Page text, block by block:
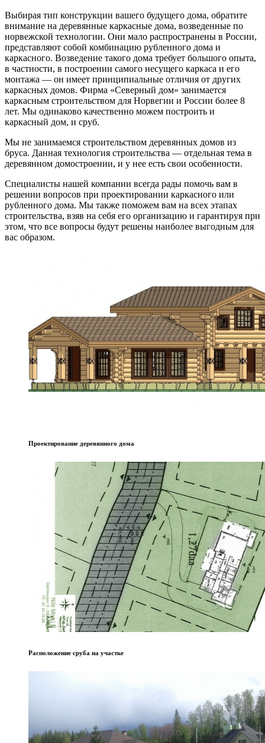
Выбирая тип конструкции вашего будущего дома, обратите
внимание на деревянные каркасные дома, возведенные по
норвежской технологии. Они мало распространены в России,
представляют собой комбинацию рубленного дома и
каркасного. Возведение такого дома требует большого опыта,
в частности, в построении самого несущего каркаса и его
монтажа — он имеет принципиальные отличия от других
каркасных домов. Фирма «Северный дом» занимается
каркасным строительством для Норвегии и России более 8
лет. Мы одинаково качественно можем построить и
каркасный дом, и сруб.
Мы не занимаемся строительством деревянных домов из
бруса. Данная технология строительства — отдельная тема в
деревянном домостроении, и у нее есть свои особенности.
Специалисты нашей компании всегда рады помочь вам в
решении вопросов при проектировании каркасного или
рубленного дома. Мы также поможем вам на всех этапах
строительства, взяв на себя его организацию и гарантируя при
этом, что все вопросы будут решены наиболее выгодным для
вас образом.
Проектирование деревянного дома
Расположение сруба на участке